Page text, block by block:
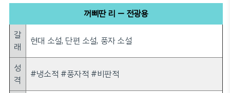
꺼삐딴 리 — 전광용
갈
래
현대 소설, 단편 소설, 풍자 소설
성
격
#냉소적 #풍자적 #비판적